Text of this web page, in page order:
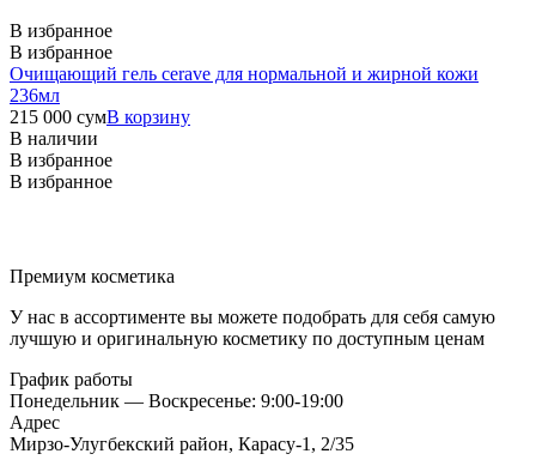
В избранное
В избранное
Очищающий гель cerave для нормальной и жирной кожи
236мл
215 000 сумВ корзину
В наличии
В избранное
В избранное
Премиум косметика
У нас в ассортименте вы можете подобрать для себя самую
лучшую и оригинальную косметику по доступным ценам
График работы
Понедельник — Воскресенье: 9:00-19:00
Адрес
Мирзо-Улугбекский район, Карасу-1, 2/35